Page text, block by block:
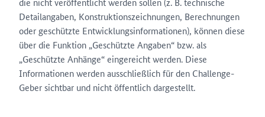
Detailangaben, Konstruktionszeichnungen, Berechnungen
oder geschützte Entwicklungsinformationen), können diese
über die Funktion „Geschützte Angaben“ bzw. als
„Geschützte Anhänge“ eingereicht werden. Diese
Informationen werden ausschließlich für den Challenge-
Geber sichtbar und nicht öffentlich dargestellt.